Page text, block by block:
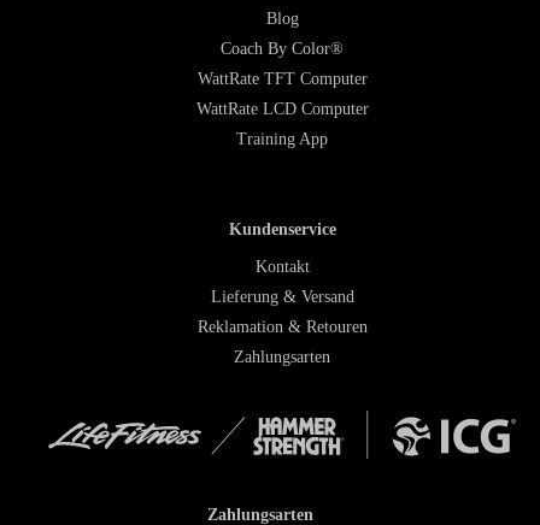
Blog
Coach By Color®
WattRate TFT Computer
WattRate LCD Computer
Training App
Kundenservice
Kontakt
Lieferung & Versand
Reklamation & Retouren
Zahlungsarten
Zahlungsarten